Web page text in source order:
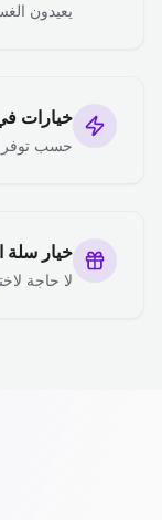
يعيدون
خيارات
حسب توفر
خيار سلة
لا حاجة